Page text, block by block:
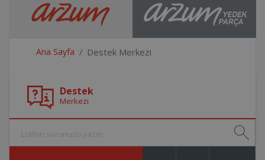
Ana Sayfa Destek Merkezi
Destek
Merkezi